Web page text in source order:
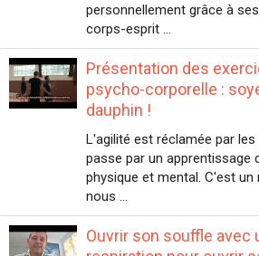
personnellement grâce à
corps-esprit ...
Présentation des
psycho-corporelle :
dauphin !
L'agilité est réclamée par
passe par un apprentissage
physique et mental. C'est
nous ...
Ouvrir son souffle avec